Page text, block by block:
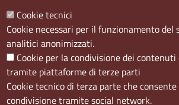
Il venerdì dalle ore 8.50 alle ore 11.00
Social
Cookie tecnici
Cookie necessari per il funzionamento del
analitici anonimizzati.
Cookie per la condivisione dei
tramite piattaforme di terze parti
Cookie tecnico di terza parte che
condivisione tramite social network.